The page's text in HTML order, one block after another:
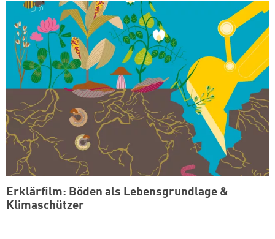
Erklärfilm: Böden als Lebensgrundlage &
Klimaschützer